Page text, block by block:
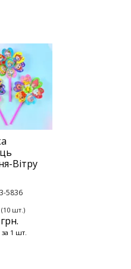
Вітру
5836
шт.)
за 1 шт.